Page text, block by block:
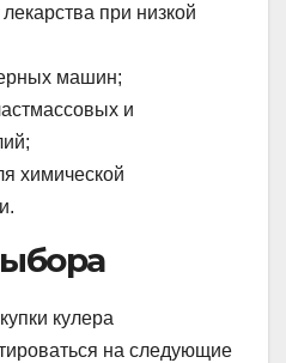
при низкой
машин;
и
химической
кулера
на следующие